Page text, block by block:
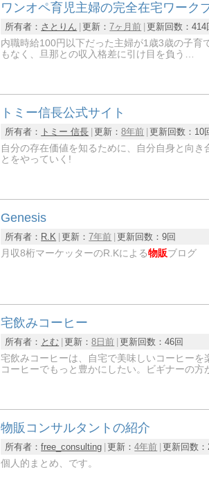
ワンオペ育児主婦の完全在宅ワーク
所有者： さとりん 更新：7ヶ月前 更新回数：414
内職時給100円以下だった主婦が1歳3歳の子
もなく、旦那との収入格差に引け目を負う…
トミー信長公式サイト
所有者： トミー 信長 更新：8年前 更新回数： 10
自分の存在価値を知るために、自分自身と向
とをやっていく!
Genesis
所有者： R.K 更新：7年前 更新回数：9回
月収8桁マーケッターのR.Kによる物販ブログ
宅飲みコーヒー
所有者： とむ 更新：8日前 更新回数：46回
宅飲みコーヒーは、自宅で美味しいコーヒー
コーヒーでもっと豊かにしたい。ビギナーの方
物販コンサルタントの紹介
所有者：free_consulting 更新：4年前 更新回数：
個人的まとめ、です。